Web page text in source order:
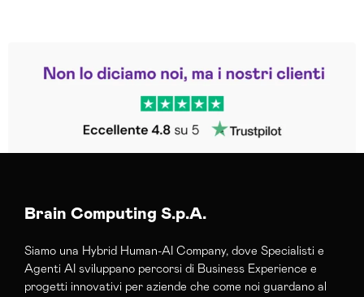
Trustpilot
Brain Computing S.p.A.
Siamo una Hybrid Human-AI Company, dove Specialisti e
Agenti AI sviluppano percorsi di Business Experience e
progetti innovativi per aziende che come noi guardano al